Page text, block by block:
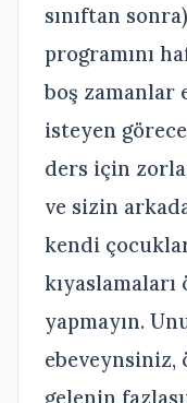
sınıftan
programını
boş zamanlar
isteyen
ders için
ve sizin
kendi
yapmayın.
ebeveynsiniz,
gelenin